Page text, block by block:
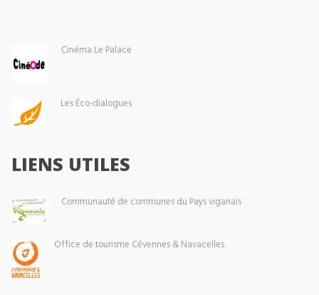
Cinéma Le Palace
Les Éco-dialogues
LIENS UTILES
Communauté de communes du Pays viganais
Office de tourisme Cévennes & Navacelles